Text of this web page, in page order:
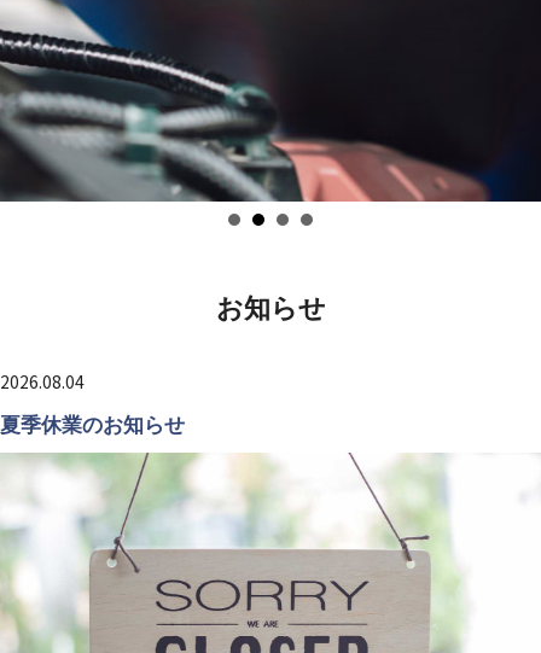
お知らせ
2026.08.04
夏季休業のお知らせ